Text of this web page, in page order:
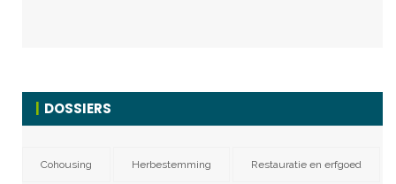
DOSSIERS
Cohousing Herbestemming Restauratie en erfgoed